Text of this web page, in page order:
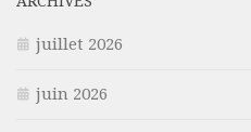
juillet 2026
juin 2026